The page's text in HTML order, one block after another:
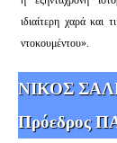
ιδιαίτερη χαρά και
ντοκουμέντου».
ΝΙΚΟΣ
Πρόεδρος